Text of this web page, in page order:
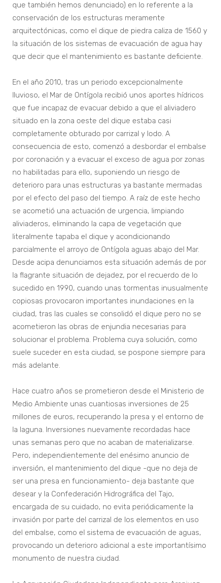
que también hemos denunciado) en lo referente a la
conservación de los estructuras meramente
arquitectónicas, como el dique de piedra caliza de 1560 y
la situación de los sistemas de evacuación de agua hay
que decir que el mantenimiento es bastante deficiente.
En el año 2010, tras un periodo excepcionalmente
lluvioso, el Mar de Ontígola recibió unos aportes hídricos
que fue incapaz de evacuar debido a que el aliviadero
situado en la zona oeste del dique estaba casi
completamente obturado por carrizal y lodo. A
consecuencia de esto, comenzó a desbordar el embalse
por coronación y a evacuar el exceso de agua por zonas
no habilitadas para ello, suponiendo un riesgo de
deterioro para unas estructuras ya bastante mermadas
por el efecto del paso del tiempo. A raíz de este hecho
se acometió una actuación de urgencia, limpiando
aliviaderos, eliminando la capa de vegetación que
literalmente tapaba el dique y acondicionando
parcialmente el arroyo de Ontígola aguas abajo del Mar.
Desde acipa denunciamos esta situación además de por
la flagrante situación de dejadez, por el recuerdo de lo
sucedido en 1990, cuando unas tormentas inusualmente
copiosas provocaron importantes inundaciones en la
ciudad, tras las cuales se consolidó el dique pero no se
acometieron las obras de enjundia necesarias para
solucionar el problema. Problema cuya solución, como
suele suceder en esta ciudad, se pospone siempre para
más adelante.
Hace cuatro años se prometieron desde el Ministerio de
Medio Ambiente unas cuantiosas inversiones de 25
millones de euros, recuperando la presa y el entorno de
la laguna. Inversiones nuevamente recordadas hace
unas semanas pero que no acaban de materializarse.
Pero, independientemente del enésimo anuncio de
inversión, el mantenimiento del dique -que no deja de
ser una presa en funcionamiento- deja bastante que
desear y la Confederación Hidrográfica del Tajo,
encargada de su cuidado, no evita periódicamente la
invasión por parte del carrizal de los elementos en uso
del embalse, como el sistema de evacuación de aguas,
provocando un deterioro adicional a este importantísimo
monumento de nuestra ciudad.